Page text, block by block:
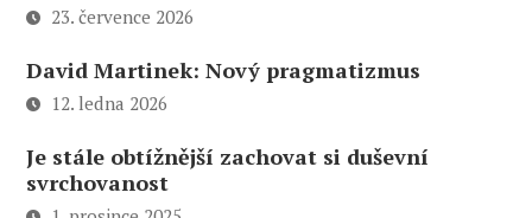
23. července 2026
David Martinek: Nový pragmatizmus
12. ledna 2026
Je stále obtížnější zachovat si duševní
svrchovanost